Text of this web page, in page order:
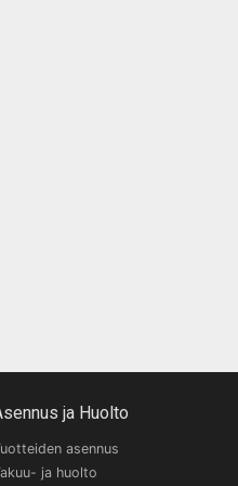
ja Huolto
asennus
ja huolto